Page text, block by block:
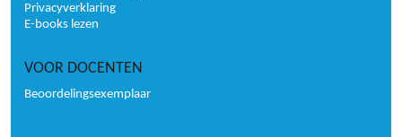
Privacyverklaring
E-books lezen
VOOR DOCENTEN
Beoordelingsexemplaar